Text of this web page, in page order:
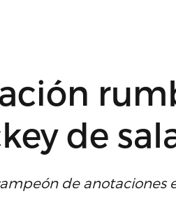
de
de anotaciones